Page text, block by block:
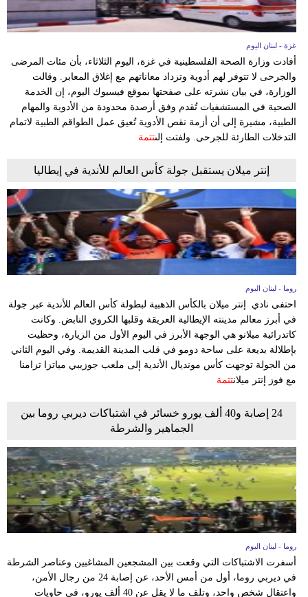
غزة - لبنان اليوم
أفادت وزارة الصحة الفلسطينية في غزة، اليوم الثلاثاء، بأن مئات المرضى
والجرحى لا تتوفر لهم أدوية وتزداد معاناتهم مع إغلاق المعابر. وقالت
الوزارة، في بيان نشرته على صفحتها بموقع فيسبوك اليوم، إن الخدمة
الصحية في المستشفيات تُقدم وفق أرصدة محدودة من الأدوية والمهام
الطبية، مشيرة إلى أن أزمة نقص الأدوية تُعيق عمل الطواقم الطبية لاتمام
التدخلات الطارئة للجرحى. ولفتت إلىتتمة
إنتر ميلان يستقبل جولة كأس العالم للأندية في إيطاليا
روما - لبنان اليوم
احتفى نادي إنتر ميلان بالكأس الذهبية لبطولة كأس العالم للأندية عبر جولة
في أبرز معالم مدينته الإيطالية العريقة وقلبها الكروي النابض. وكانت
كاتدرائية ميلانو هي الوجهة الأبرز في اليوم الأول من الزيارة، وحظيت
بإطلالة بديعة على ساحة دومو في قلب المدينة القديمة. وفي اليوم الثاني
من الجولة توجهت كأس مونديال الأندية إلى ملعب جوزيبي مياتزا تزامنا
مع فوز إنتر ميلانتتمة
24 إصابة و40 ألف يورو خسائر في اشتباكات ديربي روما بين
الجماهير والشرطة
روما - لبنان اليوم
أسفرت الاشتباكات التي وقعت بين المشجعين المشاغبين وعناصر الشرطة
في ديربي روما، أول من أمس الأحد، عن إصابة 24 من رجال الأمن،
واعتقال شخص واحد، وتلف ما لا يقل عن 40 ألف يورو، في حاويات